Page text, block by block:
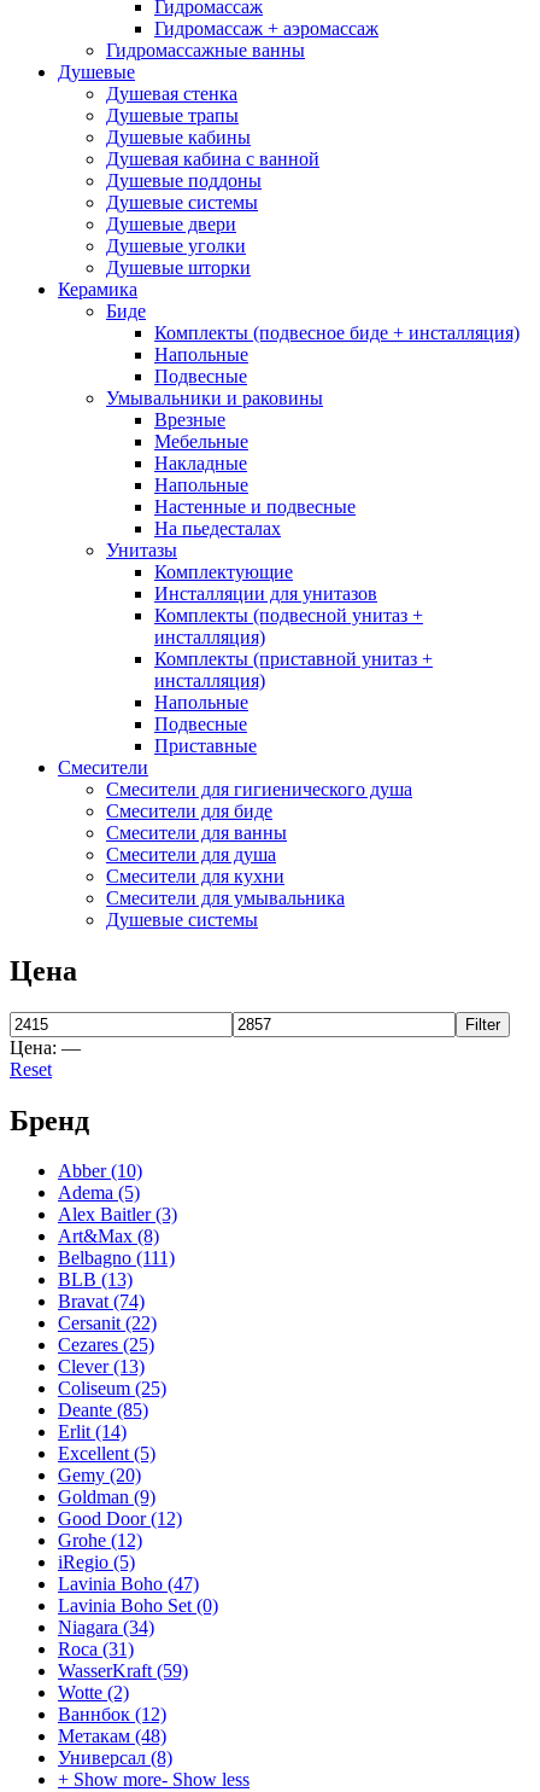
инсталляция)
Напольные(40)
Смесители(166)
Смесители для гигиенического душа
Смесители для биде
Смесители для ванны
Смесители для душа
Смесители для кухни
Смесители для умывальника
Душевые системы
Цена
Ценовой фильтр
Brands+
Abber(10)
Adema(5)
Alex Baitler(3)
Art&Max(8)
Belbagno
BLB(13)
Bravat(74)
Cersanit(22)
Cezares(25)
Clever(13)
Coliseum(25)
Deante(85)
Erlit(14)
Excellent
Gemy(20)
Goldman(9)
Good Door(12)
Grohe(12)
iRegio(5)
Lavinia Boho(47)
WasserKraft(59)
Wotte(2)
Гидромассаж
Гидромассаж + аэромассаж
Гидромассажные ванны
Душевые
Душевая стенка
Душевые трапы
Душевые кабины
Душевая кабина с ванной
Душевые поддоны
Душевые системы
Душевые двери
Душевые уголки
Душевые шторки
Керамика
Биде
Комплекты (подвесное биде + инсталляция)
Напольные
Подвесные
Умывальники и раковины
Врезные
Мебельные
Накладные
Напольные
Настенные и подвесные
На пьедесталах
Унитазы
Комплектующие
Инсталляции для унитазов
Комплекты (подвесной унитаз +
инсталляция)
Комплекты (приставной унитаз +
инсталляция)
Напольные
Подвесные
Приставные
Смесители
Смесители для гигиенического душа
Смесители для биде
Смесители для ванны
Смесители для душа
Смесители для кухни
Смесители для умывальника
Душевые системы
Цена
Filter
Цена: —
Reset
Бренд
Abber(10)
Adema (5)
Alex Baitler(3)
Art&Max (8)
Belbagno (111)
BLB (13)
Bravat(74)
Cersanit(22)
Cezares (25)
Clever(13)
Coliseum (25)
Deante (85)
Erlit(14)
Excellent(5)
Gemy (20)
Goldman (9)
Good Door(12)
Grohe (12)
iRegio (5)
Lavinia Boho (47)
Lavinia Boho Set(0)
Niagara (34)
Roca (31)
WasserKraft(59)
Wotte (2)
Ваннбок (12)
Метакам (48)
Универсал (8)
+ Show more- Show less